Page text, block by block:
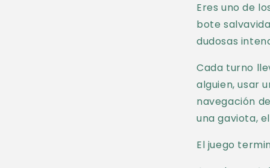
n
i
d
o
d
e
s
Eres uno de
bote
dudosas
Cada turno
alguien, usar
navegación
una gaviota,
El juego